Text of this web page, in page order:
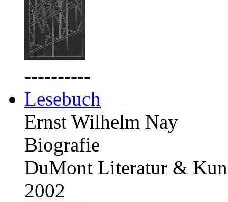
----------
Lesebuch
Ernst Wilhelm Nay
Biografie
DuMont Literatur &
2002